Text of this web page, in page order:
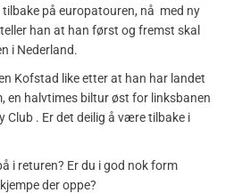
tilbake på europatouren, nå med ny
han at han først og fremst skal
i Nederland.
Kofstad like etter at han har landet
en halvtimes biltur øst for linksbanen
Club . Er det deilig å være tilbake i
i returen? Er du i god nok form
der oppe?